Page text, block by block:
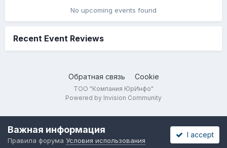
No upcoming events found
Recent Event Reviews
Обратная связь Cookie
ТОО "Компания ЮрИнфо"
Powered by Invision Community
Важная информация
Правила форума Условия использования
I accept